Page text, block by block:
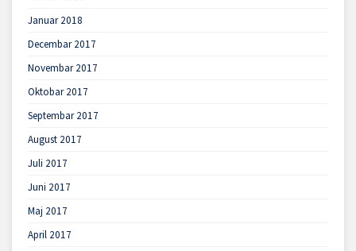
Januar 2018
Decembar 2017
Novembar 2017
Oktobar 2017
Septembar 2017
August 2017
Juli 2017
Juni 2017
Maj 2017
April 2017